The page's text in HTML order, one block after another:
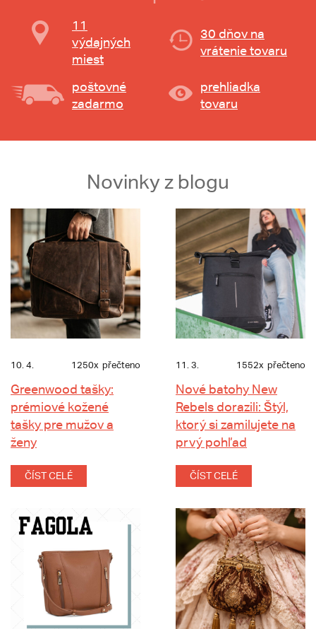
11
výdajných
miest
30 dňov na
vrátenie tovaru
poštovné
zadarmo
prehliadka
tovaru
Novinky z blogu
10. 4. 1250x přečteno
Greenwood tašky:
prémiové kožené
tašky pre mužov a
ženy
ČÍST CELÉ
11. 3. 1552x přečteno
Nové batohy New
Rebels dorazili: Štýl,
ktorý si zamilujete na
prvý pohľad
ČÍST CELÉ